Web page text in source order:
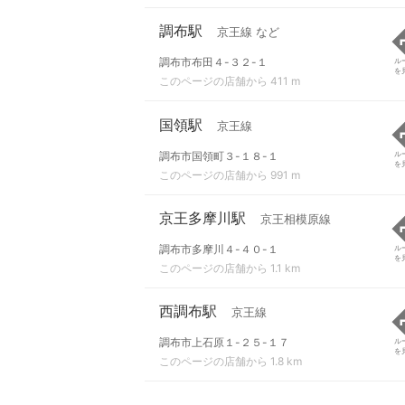
調布駅 京王線 など
調布市布田４-３２-１
このページの店舗から 411 m
ル
を
国領駅 京王線
調布市国領町３-１８-１
このページの店舗から 991 m
ル
を
京王多摩川駅 京王相模原線
調布市多摩川４-４０-１
このページの店舗から 1.1 km
ル
を
西調布駅 京王線
調布市上石原１-２５-１７
このページの店舗から 1.8 km
ル
を